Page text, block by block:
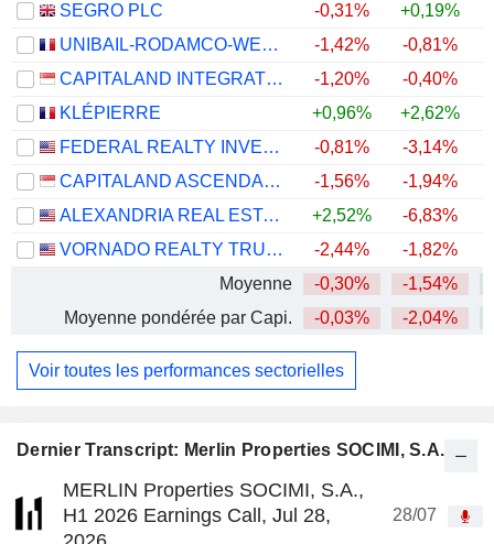
Dernier Transcript: Merlin Properties SOCIMI, S.A.
MERLIN Properties SOCIMI, S.A.,
H1 2026 Earnings Call, Jul 28,
28/07
SEGRO PLC
-0,31% +0,19%
UNIBAIL-RODAMCO-WESTFIELD SE
-1,42% -0,81%
CAPITALAND INTEGRATED COMMERCIAL TRUST
-1,20% -0,40%
KLÉPIERRE
+0,96% +2,62%
FEDERAL REALTY INVESTMENT TRUST
-0,81% -3,14%
CAPITALAND ASCENDAS REIT
-1,56% -1,94%
ALEXANDRIA REAL ESTATE EQUITIES, INC.
+2,52% -6,83%
VORNADO REALTY TRUST
-2,44% -1,82%
Moyenne
-0,30% -1,54%
Moyenne pondérée par Capi.
-0,03% -2,04%
Voir toutes les performances sectorielles